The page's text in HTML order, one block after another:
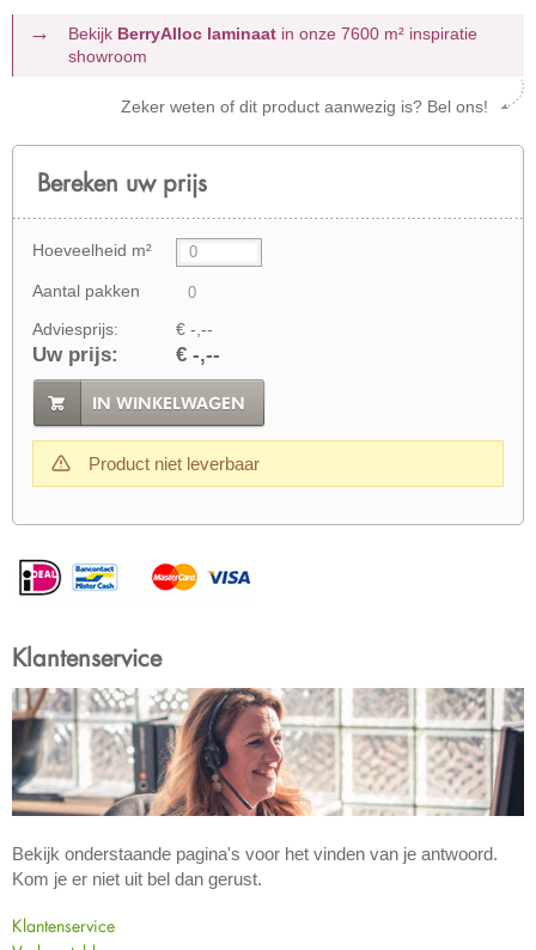
Bekijk BerryAlloc laminaatin onze 7600 m² inspiratie
showroom
Zeker weten of dit product aanwezig is? Bel ons!
Bereken uw prijs
Hoeveelheid m²
Aantal pakken
Adviesprijs: € -,--
Uw prijs: € -,--
IN WINKELWAGEN
Product niet leverbaar
Klantenservice
Bekijk onderstaande pagina's voor het vinden van je antwoord.
Kom je er niet uit bel dan gerust.
Klantenservice